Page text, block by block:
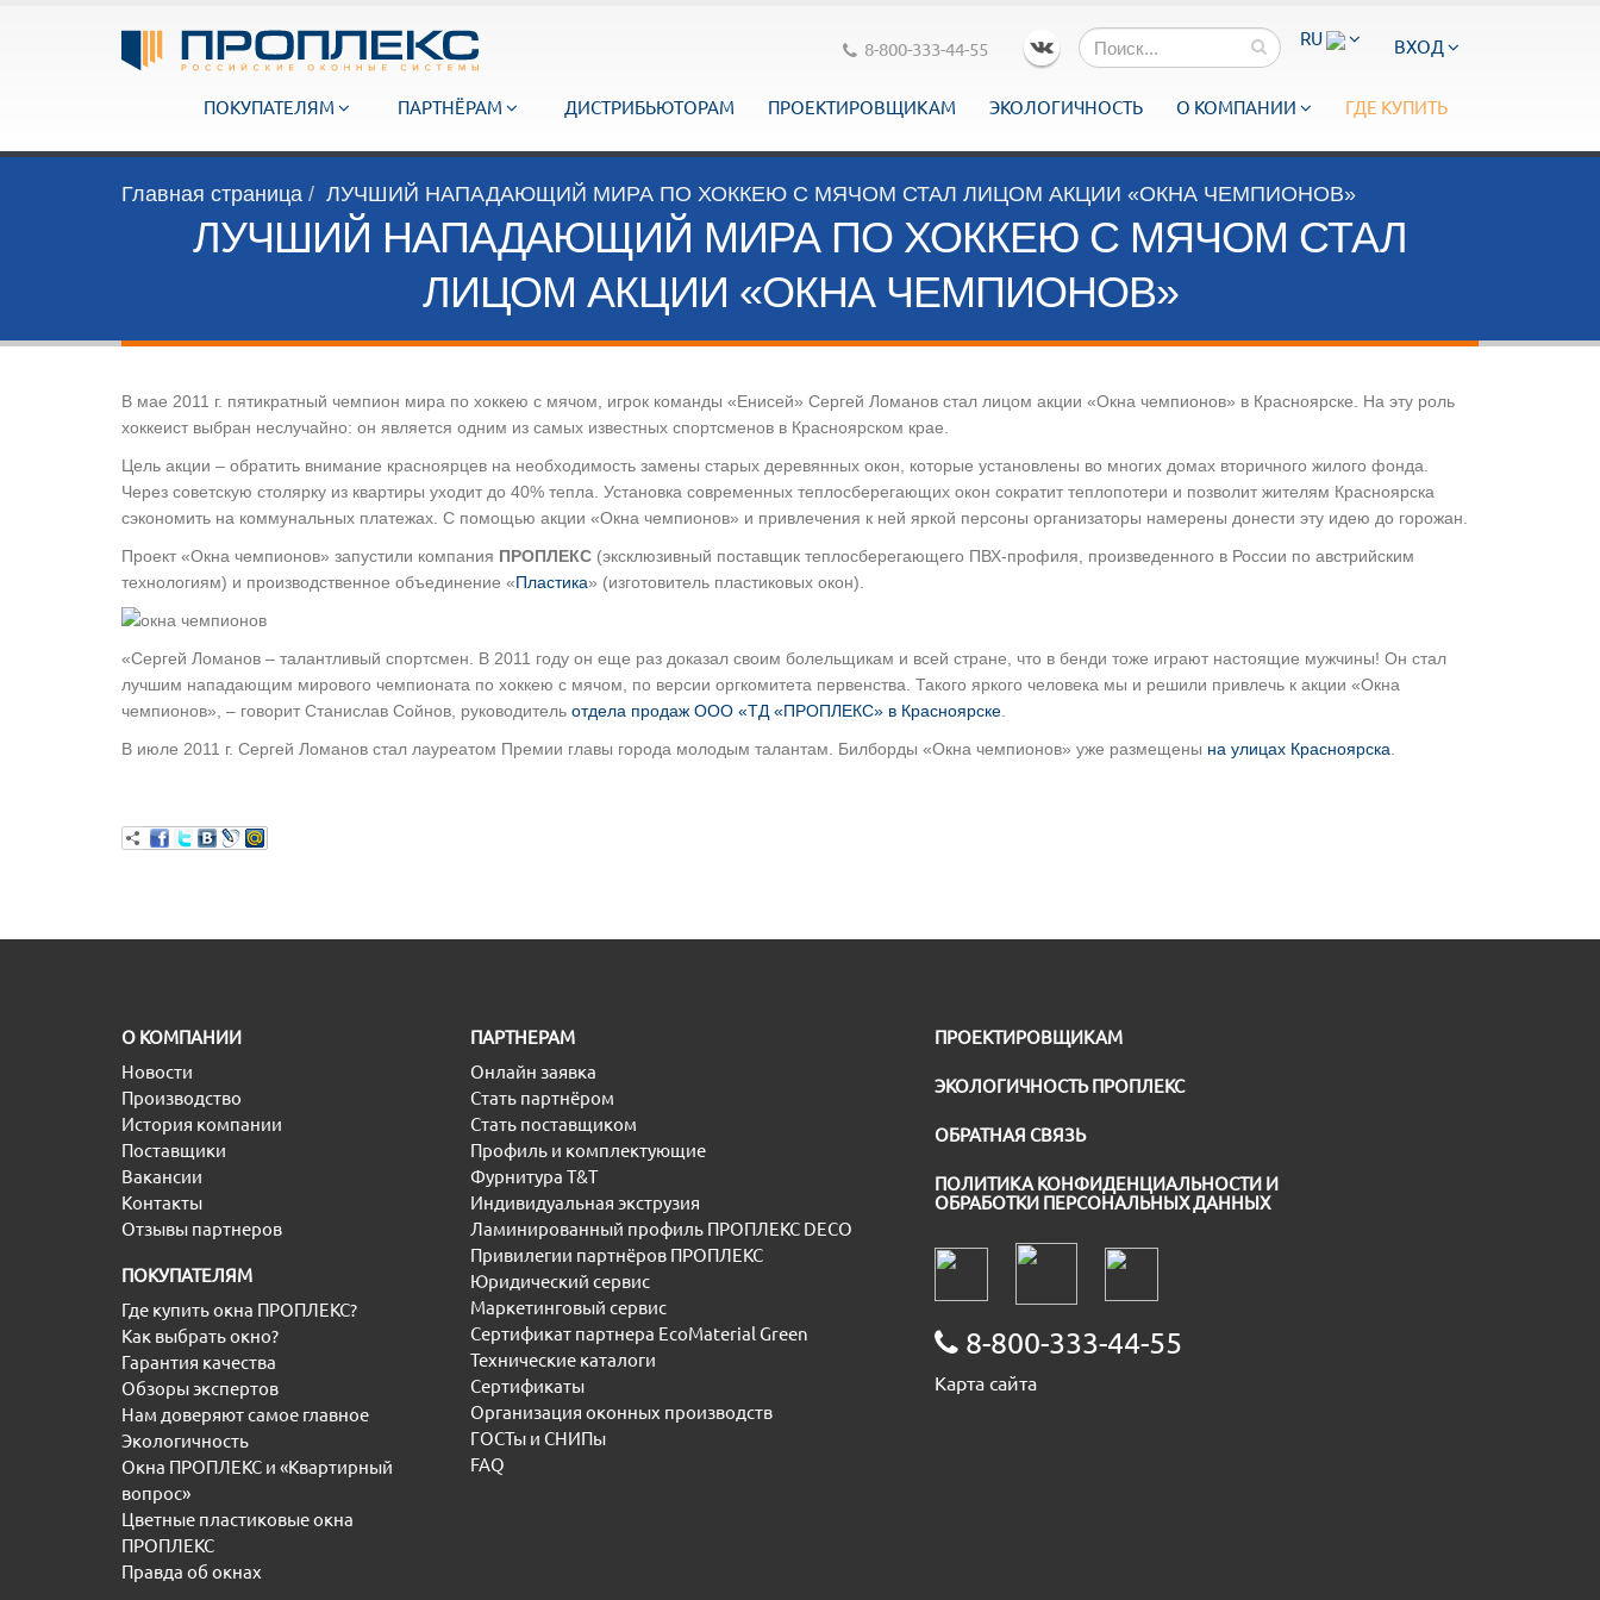
RU ВХОД
8-800-333-44-55
ПОКУПАТЕЛЯМ ПАРТНЁРАМ ДИСТРИБЬЮТОРАМ ПРОЕКТИРОВЩИКАМ ЭКОЛОГИЧНОСТЬ О КОМПАНИИ ГДЕ КУПИТЬ
Главная страница ЛУЧШИЙ НАПАДАЮЩИЙ МИРА ПО ХОККЕЮ С МЯЧОМ СТАЛ ЛИЦОМ АКЦИИ «ОКНА ЧЕМПИОНОВ»
ЛУЧШИЙ НАПАДАЮЩИЙ МИРА ПО ХОККЕЮ С МЯЧОМ СТАЛ
ЛИЦОМ АКЦИИ «ОКНА ЧЕМПИОНОВ»
В мае 2011 г. пятикратный чемпион мира по хоккею с мячом, игрок команды «Енисей» Сергей Ломанов стал лицом акции «Окна чемпионов» в Красноярске. На эту роль
хоккеист выбран неслучайно: он является одним из самых известных спортсменов в Красноярском крае.
Цель акции – обратить внимание красноярцев на необходимость замены старых деревянных окон, которые установлены во многих домах вторичного жилого фонда.
Через советскую столярку из квартиры уходит до 40% тепла. Установка современных теплосберегающих окон сократит теплопотери и позволит жителям Красноярска
сэкономить на коммунальных платежах. С помощью акции «Окна чемпионов» и привлечения к ней яркой персоны организаторы намерены донести эту идею до горожан.
Проект «Окна чемпионов» запустили компания ПРОПЛЕКС (эксклюзивный поставщик теплосберегающего ПВХ-профиля, произведенного в России по австрийским
технологиям) и производственное объединение «Пластика» (изготовитель пластиковых окон).
«Сергей Ломанов – талантливый спортсмен. В 2011 году он еще раз доказал своим болельщикам и всей стране, что в бенди тоже играют настоящие мужчины! Он стал
лучшим нападающим мирового чемпионата по хоккею с мячом, по версии оргкомитета первенства. Такого яркого человека мы и решили привлечь к акции «Окна
чемпионов», – говорит Станислав Сойнов, руководитель отдела продаж ООО «ТД «ПРОПЛЕКС» в Красноярске
В июле 2011 г. Сергей Ломанов стал лауреатом Премии главы города молодым талантам. Билборды «Окна чемпионов» уже размещены на улицах Красноярска
O КОМПАНИИ
Новости
Производство
История компании
Поставщики
Вакансии
Контакты
Отзывы партнеров
ПОКУПАТЕЛЯМ
Где купить окна ПРОПЛЕКС?
Как выбрать окно?
Гарантия качества
Обзоры экспертов
Нам доверяют самое главное
Экологичность
Окна ПРОПЛЕКС и «Квартирный
вопрос»
Цветные пластиковые окна
ПРОПЛЕКС
Правда об окнах
ПАРТНЕРАМ
Онлайн заявка
Стать партнёром
Стать поставщиком
Профиль и комплектующие
Фурнитура T&T
Индивидуальная экструзия
Ламинированный профиль ПРОПЛЕКС DECO
Привилегии партнёров ПРОПЛЕКС
Юридический сервис
Маркетинговый сервис
Сертификат партнера EcoMaterial Green
Технические каталоги
Сертификаты
Организация оконных производств
ГОСТы и СНИПы
FAQ
ПРОЕКТИРОВЩИКАМ
ЭКОЛОГИЧНОСТЬ ПРОПЛЕКС
ОБРАТНАЯ СВЯЗЬ
ПОЛИТИКА КОНФИДЕНЦИАЛЬНОСТИ И
ОБРАБОТКИ ПЕРСОНАЛЬНЫХ ДАННЫХ
8-800-333-44-55
Карта сайта